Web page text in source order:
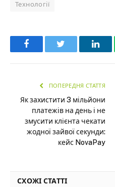
Технології
Facebook
ПОПЕРЕДНЯ СТАТТЯ
Як захистити 3 мільйони
платежів на день і не
змусити клієнта чекати
жодної зайвої секунди:
кейс NovaPay
СХОЖІ СТАТТІ